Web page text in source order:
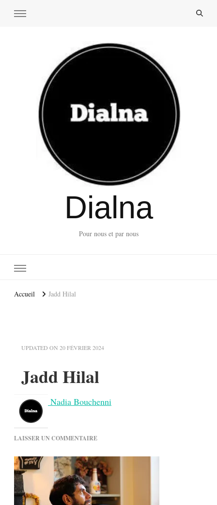
Dialna
Pour nous et par nous
Accueil Jadd Hilal
UPDATED ON 20 FÉVRIER 2024
Jadd Hilal
Nadia Bouchenni
LAISSER UN COMMENTAIRESUR
HILAL